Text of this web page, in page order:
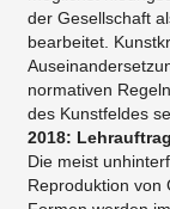
der Gesellschaft
bearbeitet.
normativen
des Kunstfeldes
2018:
Die meist
Reproduktion von